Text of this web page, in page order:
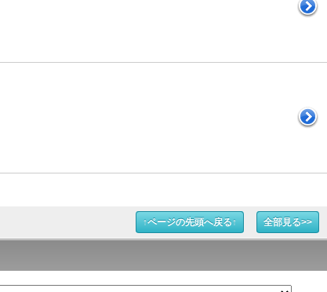
↑ページの先頭へ戻る↑ 全部見る>>